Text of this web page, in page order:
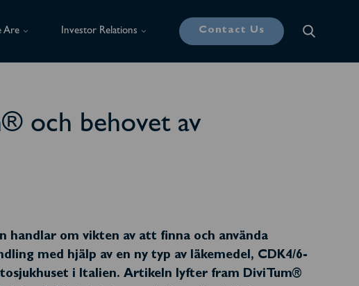
Are Investor Relations Contact Us
och behovet av
handlar om vikten av att finna och använda
med hjälp av en ny typ av läkemedel, CDK4/6-
i Italien. Artikeln lyfter fram DiviTum®